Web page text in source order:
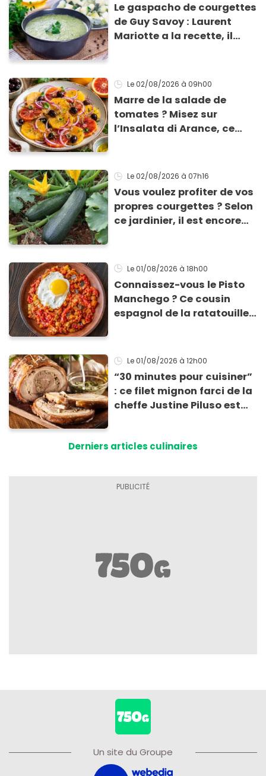
Le gaspacho de courgettes
de Guy Savoy : Laurent
Mariotte a la recette, il
Le 02/08/2026 à 09h00
Marre de la salade de
tomates ? Misez sur
l’Insalata di Arance, ce
est une merveille de
fraîcheur !
Le 02/08/2026 à 07h16
Vous voulez profiter de vos
propres courgettes ? Selon
ce jardinier, il est encore
l’été !
Le 01/08/2026 à 18h00
Connaissez-vous le Pisto
Manchego ? Ce cousin
espagnol de la ratatouille
Le 01/08/2026 à 12h00
“30 minutes pour cuisiner”
: ce filet mignon farci de la
cheffe Justine Piluso est
Derniers articles culinaires
Un site du Groupe